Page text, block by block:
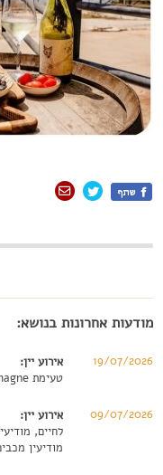
מודעות אחרונות בנושא:
19/07/2026
אירוע יין:
טעימת Corton Charlemagne – חווייה שקשה לתאר במילים
09/07/2026
אירוע יין:
לחיים,
מודיעין